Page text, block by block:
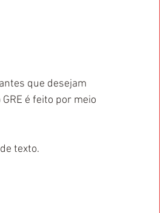
que desejam
é feito por meio
texto.